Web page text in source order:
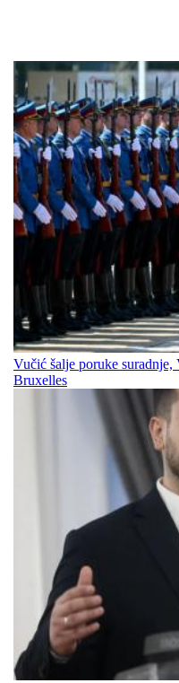
Vučić šalje poruke
Bruxelles